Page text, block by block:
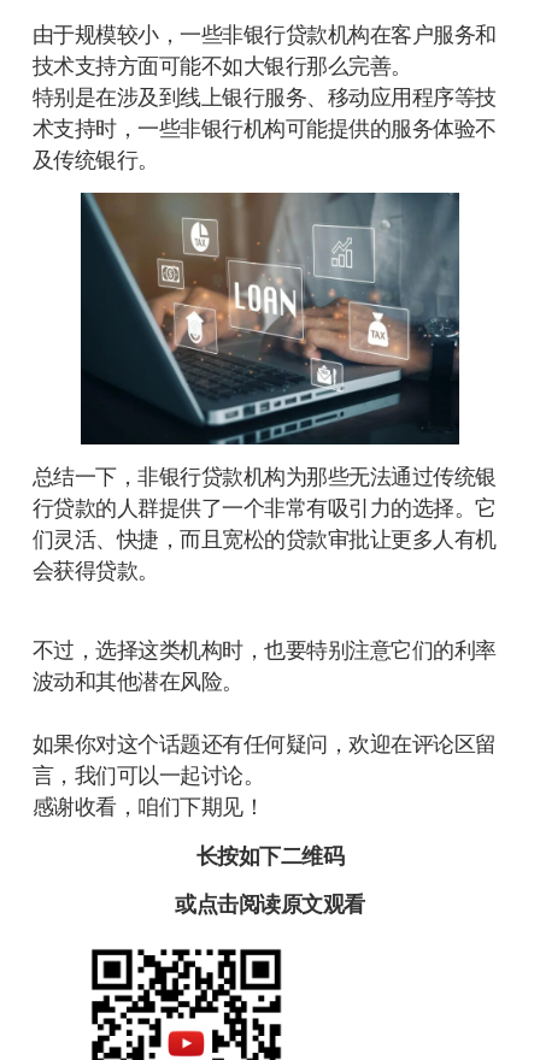
由于规模较小，一些非银行贷款机构在客户服务和
技术支持方面可能不如大银行那么完善。
特别是在涉及到线上银行服务、移动应用程序等技
术支持时，一些非银行机构可能提供的服务体验不
及传统银行。
总结一下，非银行贷款机构为那些无法通过传统银
行贷款的人群提供了一个非常有吸引力的选择。它
们灵活、快捷，而且宽松的贷款审批让更多人有机
会获得贷款。
不过，选择这类机构时，也要特别注意它们的利率
波动和其他潜在风险。
如果你对这个话题还有任何疑问，欢迎在评论区留
言，我们可以一起讨论。
感谢收看，咱们下期见！
长按如下二维码
或点击阅读原文观看